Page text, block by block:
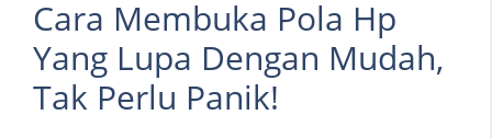
Cara Membuka Pola Hp
Yang Lupa Dengan Mudah,
Tak Perlu Panik!